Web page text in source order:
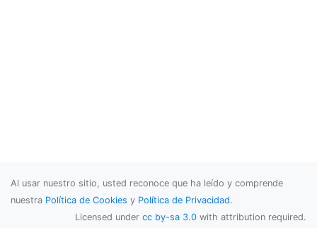
Al usar nuestro sitio, usted reconoce que ha leído y comprende
nuestra Política de Cookies y Política de Privacidad.
Licensed under cc by-sa 3.0 with attribution required.